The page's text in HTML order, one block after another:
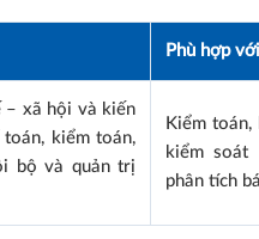
Phù hợp
xã hội và kiến
kiểm toán,
bộ và quản trị
Kiểm
kiểm
phân tích